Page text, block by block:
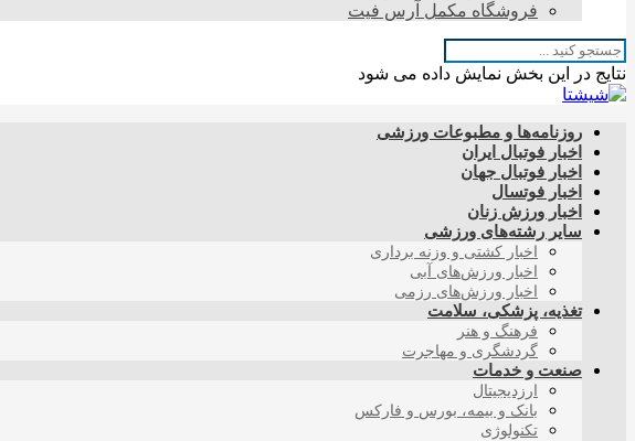
فروشگاه مکمل آرس فیت
نتایج در این بخش نمایش داده می شود
روزنامه‌ها و مطبوعات ورزشی
اخبار فوتبال ایران
اخبار فوتبال جهان
اخبار فوتسال
اخبار ورزش زنان
سایر رشته‌های ورزشی
اخبار کشتی و وزنه برداری
اخبار ورزش‌های آبی
اخبار ورزش‌های رزمی
تغذیه، پزشکی، سلامت
فرهنگ و هنر
گردشگری و مهاجرت
صنعت و خدمات
ارزدیجیتال
بانک و بیمه، بورس و فارکس
تکنولوژی